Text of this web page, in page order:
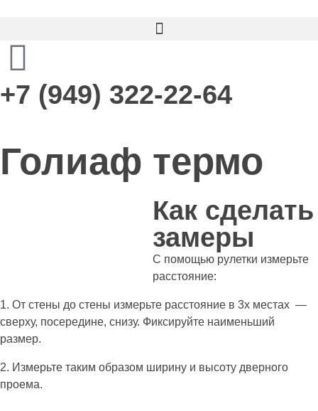
+7 (949) 322-22-64
Голиаф термо
Как сделать
замеры
С помощью рулетки измерьте
расстояние:
1. От стены до стены измерьте расстояние в 3х местах —
сверху, посередине, снизу. Фиксируйте наименьший
размер.
2. Измерьте таким образом ширину и высоту дверного
проема.